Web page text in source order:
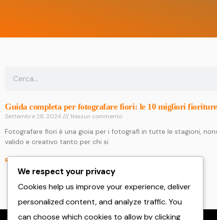
Guida completa per fotografare fiori: le 10 migliori fioriture
Settembre 28, 2024 Nessun commento
Fotografare fiori è una gioia per i fotografi in tutte le stagioni,
valido e creativo tanto per chi si
Read More »
We respect your privacy
Cookies help us improve your experience, deliver
personalized content, and analyze traffic. You
can choose which cookies to allow by clicking